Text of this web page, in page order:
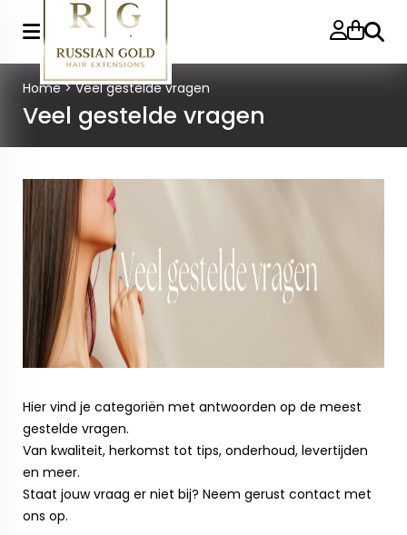
Home>Veel gestelde vragen
Veel gestelde vragen
Hier vind je categoriën met antwoorden op de meest
gestelde vragen.
Van kwaliteit, herkomst tot tips, onderhoud, levertijden
en meer.
Staat jouw vraag er niet bij? Neem gerust contact met
ons op.